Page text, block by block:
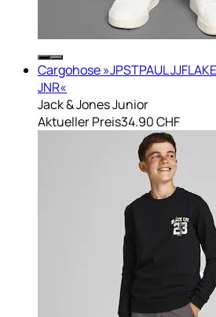
Cargohose »JPSTPAUL
JNR«
Jack & Jones Junior
Aktueller Preis34.90 CHF